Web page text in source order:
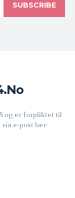
SUBSCRIBE
og er forpliktet til
e-post her: